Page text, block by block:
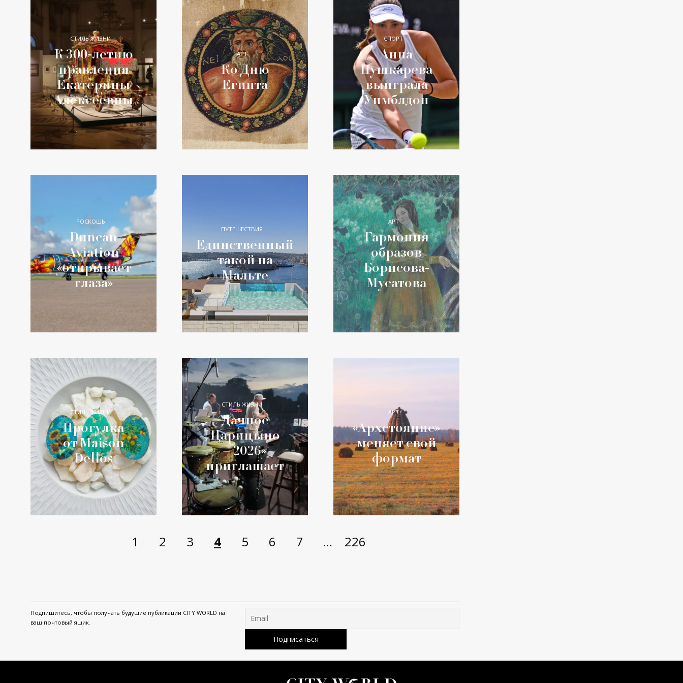
СТИЛЬ ЖИЗНИ
К 300-летию
правления
Екатерины
Алексеевны
АРТ
Ко Дню
Египта
СПОРТ
Анна
Пушкарева
выиграла
Уимблдон
РОСКОШЬ
Duncan
Aviation
«открывает
глаза»
ПУТЕШЕСТВИЯ
Единственный
такой на
Мальте
АРТ
Гармония
образов
Борисова-
Мусатова
СТИЛЬ ЖИЗНИ
Прогулка
от Maison
Dellos
СТИЛЬ ЖИЗНИ
Дачное
Царицыно
– 2026»
приглашает
АРТ
«Архстояние»
меняет свой
формат
1 2 3 4 5 6 7 … 226
Подпишитесь, чтобы получать будущие публикации CITY WORLD на
ваш почтовый ящик.